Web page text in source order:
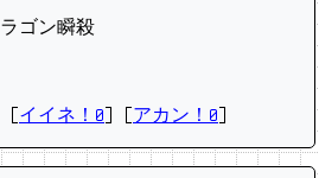
ゴン瞬殺
イイネ！0 アカン！0